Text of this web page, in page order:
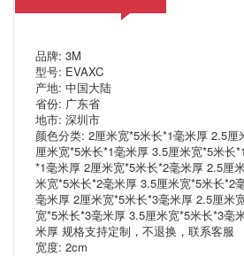
品牌: 3M
型号: EVAXC
产地: 中国大陆
省份: 广东省
地市: 深圳市
颜色分类: 2厘米宽*5米长*1毫米厚 2.5厘
厘米宽*5米长*1毫米厚 3.5厘米宽*5米长
*1毫米厚 2厘米宽*5米长*2毫米厚 2.5厘
米宽*5米长*2毫米厚 3.5厘米宽*5米长*2
毫米厚 2厘米宽*5米长*3毫米厚 2.5厘米
宽*5米长*3毫米厚 3.5厘米宽*5米长*3毫
米厚 规格支持定制，不退换，联系客服
宽度: 2cm